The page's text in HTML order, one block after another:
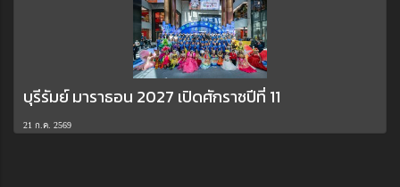
บุรีรัมย์ มาราธอน 2027 เปิดศักราชปีที่ 11
21 ก.ค. 2569